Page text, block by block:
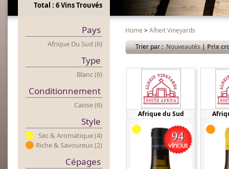
Total : 6 Vins Trouvés
Pays
Afrique Du Sud (6)
Type
Blanc (6)
Conditionnement
Caisse (6)
Style
Sec & Aromatique (4)
Riche & Savoureux (2)
Cépages
Home >Alheit Vineyards
Trier par :Nouveautés|Prix
Afrique du Sud